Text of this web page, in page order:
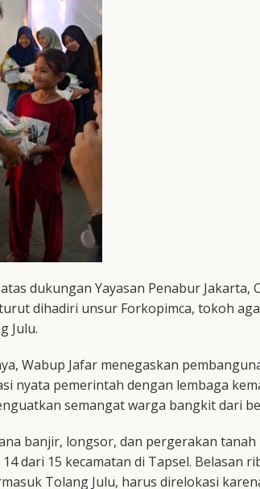
dukungan Yayasan Penabur Jakarta,
dihadiri unsur Forkopimca, tokoh
Julu.
Wabup Jafar menegaskan
nyata pemerintah dengan lembaga
semangat warga bangkit dari
banjir, longsor, dan pergerakan tanah
dari 15 kecamatan di Tapsel. Belasan
Tolang Julu, harus direlokasi